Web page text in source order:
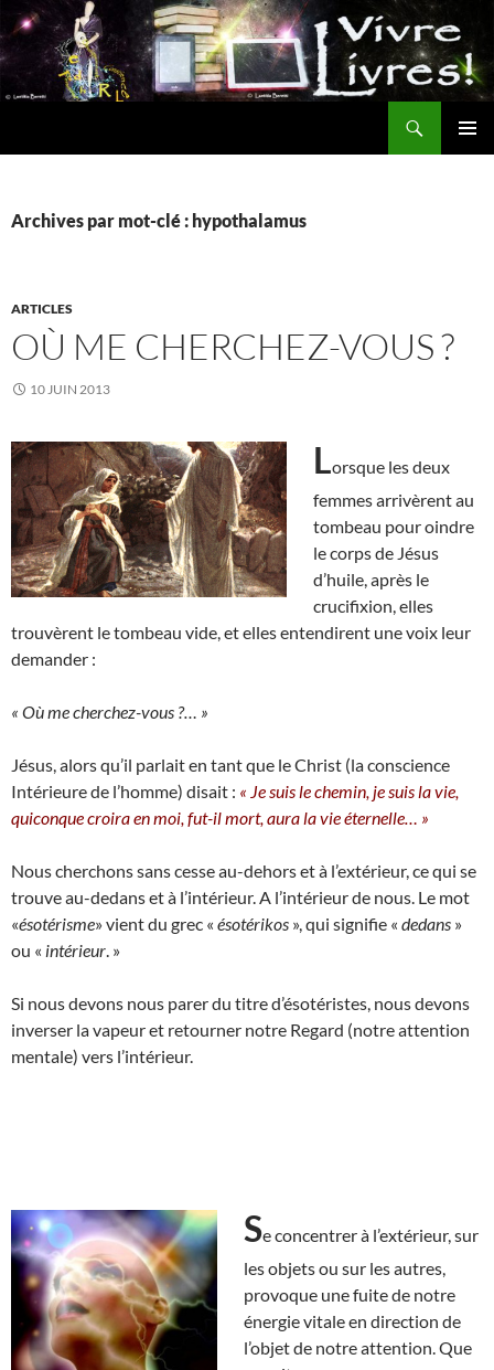
Aller
au
contenu
Archives par mot-clé : hypothalamus
ARTICLES
OÙ ME CHERCHEZ-VOUS ?
10 JUIN 2013
Lorsque les deux
femmes arrivèrent au
tombeau pour oindre
le corps de Jésus
d’huile, après le
crucifixion, elles
trouvèrent le tombeau vide, et elles entendirent une voix leur
demander :
« Où me cherchez-vous ?… »
Jésus, alors qu’il parlait en tant que le Christ (la conscience
Intérieure de l’homme) disait : « Je suis le chemin, je suis la vie,
quiconque croira en moi, fut-il mort, aura la vie éternelle… »
Nous cherchons sans cesse au-dehors et à l’extérieur, ce qui se
trouve au-dedans et à l’intérieur. A l’intérieur de nous. Le mot
«ésotérisme» vient du grec « ésotérikos », qui signifie « dedans »
ou « intérieur . »
Si nous devons nous parer du titre d’ésotéristes, nous devons
inverser la vapeur et retourner notre Regard (notre attention
mentale) vers l’intérieur.
Se concentrer à l’extérieur, sur
les objets ou sur les autres,
provoque une fuite de notre
énergie vitale en direction de
l’objet de notre attention. Que